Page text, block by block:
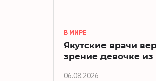
В МИРЕ
Якутские врачи
зрение девочке
06.08.2026